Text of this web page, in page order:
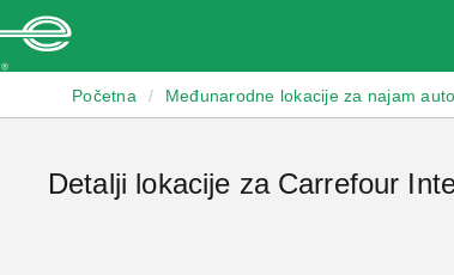
Početna / Međunarodne lokacije za najam
Detalji lokacije za Carrefour